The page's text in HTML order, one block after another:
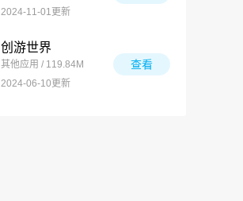
2024-11-01更新
创游世界
其他应用 / 119.84M
2024-06-10更新
查看